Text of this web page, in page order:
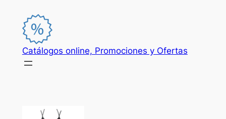
contenido
Catálogos online, Promociones y Ofertas